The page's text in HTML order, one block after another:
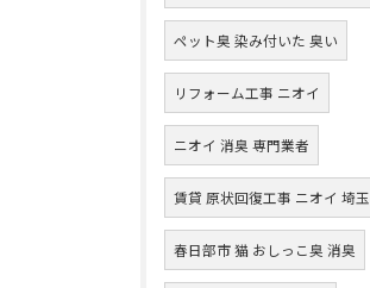
ペット臭 染み付いた 臭い
リフォーム工事 ニオイ
ニオイ 消臭 専門業者
賃貸 原状回復工事 ニオイ 埼玉
春日部市 猫 おしっこ臭 消臭